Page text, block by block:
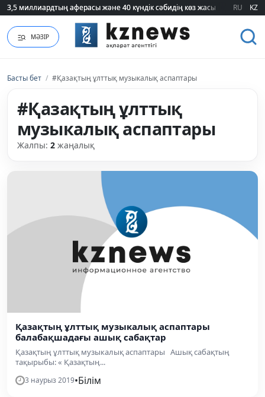
3,5 миллиардтың аферасы және 40 күндік сәбидің көз жасы:
3,5 миллиардтың аферасы және 40 күндік сәбидің көз жасы: RU KZ
МӘЗІР
Басты бет / #Қазақтың ұлттық музыкалық аспаптары
#Қазақтың ұлттық
музыкалық аспаптары
Жалпы: 2 жаңалық
Қазақтың ұлттық музыкалық аспаптары
балабақшадағы ашық сабақтар
Қазақтың ұлттық музыкалық аспаптары Ашық сабақтың
тақырыбы: « Қазақтың...
3 наурыз 2019•Білім